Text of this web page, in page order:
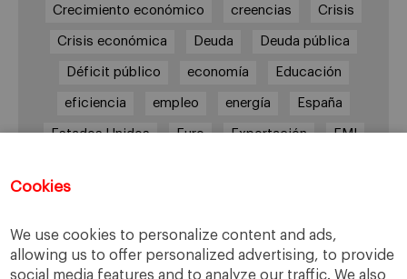
Cookies
We use cookies to personalize content and ads,
allowing us to offer personalized advertising, to provide
social media features and to analyze our traffic. We also
Crecimiento económico creencias Crisis
Crisis económica Deuda Deuda pública
Déficit público economía Educación
eficiencia empleo energía España
Estados Unidos Euro Exportación FMI
Grecia
Italia Mercados PIB
Prima de riesgo Reino Unido Syriza